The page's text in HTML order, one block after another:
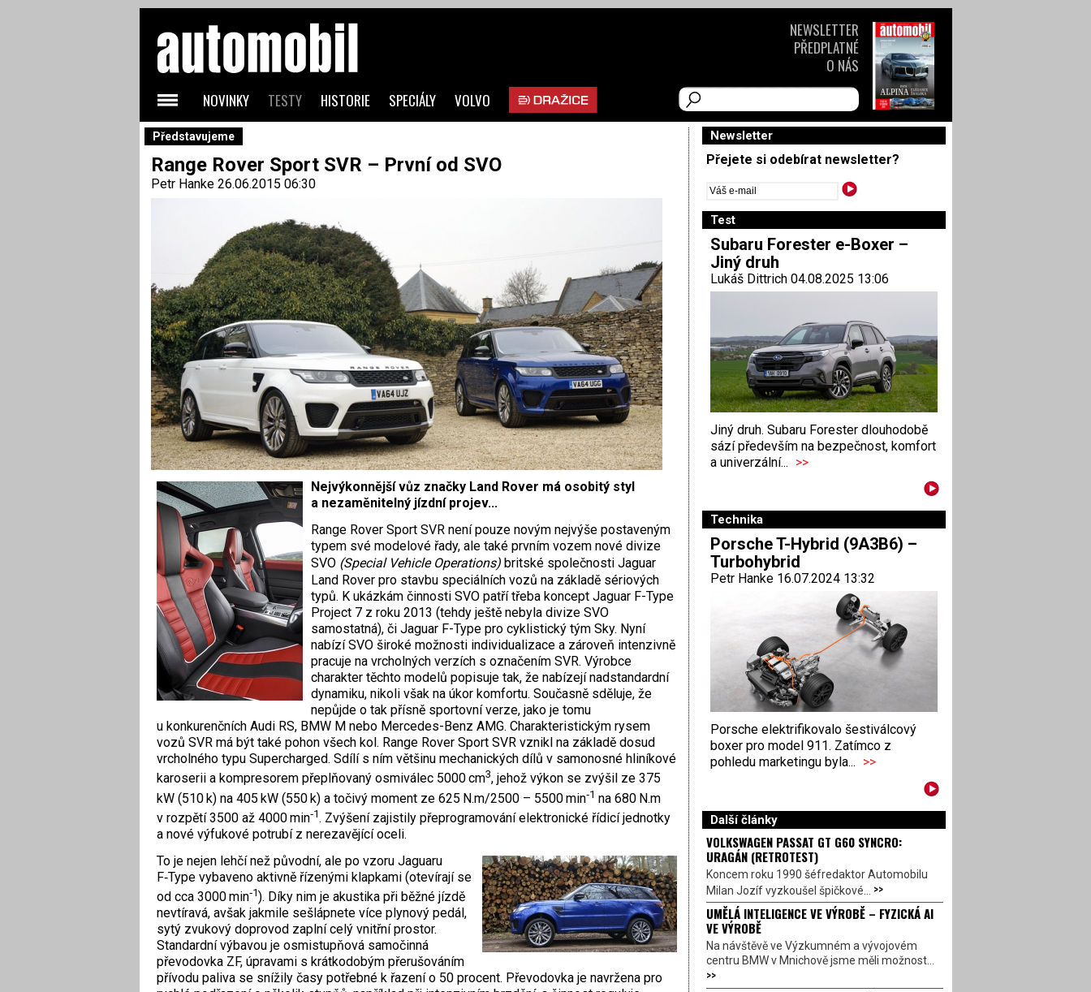
Představujeme
Range Rover Sport SVR – První od SVO
Petr Hanke26.06.2015 06:30
Nejvýkonnější vůz značky Land Rover má osobitý styl
a nezaměnitelný jízdní projev...
Range Rover Sport SVR není pouze novým nejvýše postaveným
typem své modelové řady, ale také prvním vozem nové divize
SVO (Special Vehicle Operations)britské společnosti Jaguar
Land Rover pro stavbu speciálních vozů na základě sériových
typů. K ukázkám činnosti SVO patří třeba koncept Jaguar F-Type
Project 7 z roku 2013 (tehdy ještě nebyla divize SVO
samostatná), či Jaguar F-Type pro cyklistický tým Sky. Nyní
nabízí SVO široké možnosti individualizace a zároveň intenzivně
pracuje na vrcholných verzích s označením SVR. Výrobce
charakter těchto modelů popisuje tak, že nabízejí nadstandardní
dynamiku, nikoli však na úkor komfortu. Současně sděluje, že
nepůjde o tak přísně sportovní verze, jako je tomu
u konkurenčních Audi RS, BMW M nebo Mercedes-Benz AMG. Charakteristickým rysem
vozů SVR má být také pohon všech kol. Range Rover Sport SVR vznikl na základě dosud
vrcholného typu Supercharged. Sdílí s ním většinu mechanických dílů v samonosné hliníkové
karoserii a kompresorem přeplňovaný osmiválec 5000 cm3, jehož výkon se zvýšil ze 375
kW (510 k) na 405 kW (550 k) a točivý moment ze 625 N.m/2500 – 5500 min‑1 na 680 N.m
v rozpětí 3500 až 4000 min‑1. Zvýšení zajistily přeprogramování elektronické řídicí jednotky
a nové výfukové potrubí z nerezavějící oceli.
To je nejen lehčí než původní, ale po vzoru Jaguaru
F‑Type vybaveno aktivně řízenými klapkami (otevírají se
od cca 3000 min‑1). Díky nim je akustika při běžné jízdě
nevtíravá, avšak jakmile sešlápnete více plynový pedál,
sytý zvukový doprovod zaplní celý vnitřní prostor.
Standardní výbavou je osmistupňová samočinná
převodovka ZF, úpravami s krátkodobým přerušováním
přívodu paliva se snížily časy potřebné k řazení o 50 procent. Převodovka je navržena pro
Newsletter
Přejete si odebírat newsletter?
Test
Subaru Forester e-Boxer –
Jiný druh
Lukáš Dittrich 04.08.2025 13:06
Jiný druh. Subaru Forester dlouhodobě
sází především na bezpečnost, komfort
a univerzální... >>
Technika
Porsche T-Hybrid (9A3B6) –
Turbohybrid
Petr Hanke 16.07.2024 13:32
Porsche elektrifikovalo šestiválcový
boxer pro model 911. Zatímco z
pohledu marketingu byla... >>
Další články
VOLKSWAGEN PASSAT GT G60 SYNCRO:
URAGÁN (RETROTEST)
Koncem roku 1990 šéfredaktor Automobilu
Milan Jozíf vyzkoušel špičkové... >>
UMĚLÁ INTELIGENCE VE VÝROBĚ – FYZICKÁ AI
VE VÝROBĚ
Na návštěvě ve Výzkumném a vývojovém
centru BMW v Mnichově jsme měli možnost...
>>
NOVINKY TESTY HISTORIE SPECIÁLY VOLVO
NEWSLETTER
PŘEDPLATNÉ
O NÁS